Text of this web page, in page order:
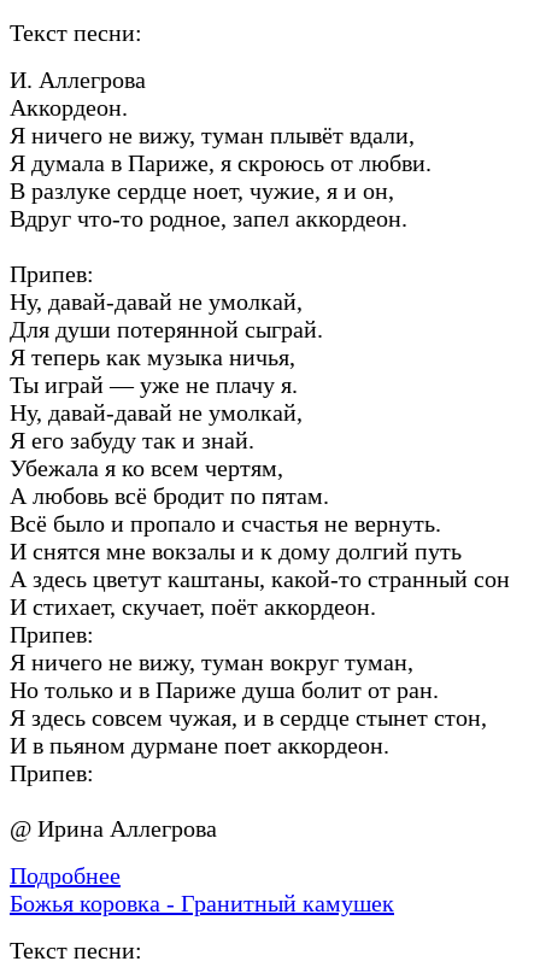
Текст песни:
И. Аллегрова
Аккордеон.
Я ничего не вижу, туман плывёт вдали,
Я думала в Париже, я скроюсь от любви.
В разлуке сердце ноет, чужие, я и он,
Вдруг что-то родное, запел аккордеон.
Припев:
Ну, давай-давай не умолкай,
Для души потерянной сыграй.
Я теперь как музыка ничья,
Ты играй — уже не плачу я.
Ну, давай-давай не умолкай,
Я его забуду так и знай.
Убежала я ко всем чертям,
А любовь всё бродит по пятам.
Всё было и пропало и счастья не вернуть.
И снятся мне вокзалы и к дому долгий путь
А здесь цветут каштаны, какой-то странный сон
И стихает, скучает, поёт аккордеон.
Припев:
Я ничего не вижу, туман вокруг туман,
Но только и в Париже душа болит от ран.
Я здесь совсем чужая, и в сердце стынет стон,
И в пьяном дурмане поет аккордеон.
Припев:
@ Ирина Аллегрова
Подробнее
Божья коровка - Гранитный камушек
Текст песни: